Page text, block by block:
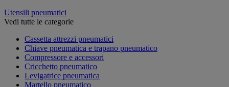
Utensili pneumatici
Vedi tutte le categorie
Cassetta attrezzi pneumatici
Chiave pneumatica e trapano pneumatico
Compressore e accessori
Cricchetto pneumatico
Levigatrice pneumatica
Martello pneumatico